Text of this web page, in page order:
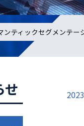
ンティックセグメンテー
せ